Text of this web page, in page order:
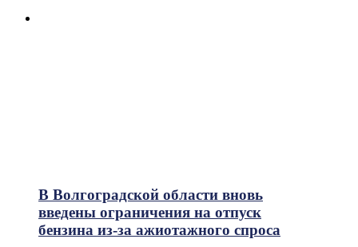
В Волгоградской области вновь
введены ограничения на отпуск
бензина из-за ажиотажного спроса